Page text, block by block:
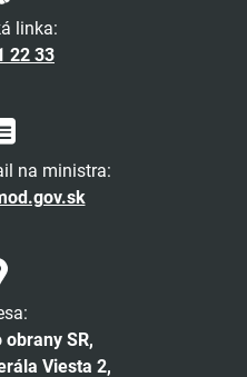
linka:
22 33
na ministra:
SR,
Viesta 2,